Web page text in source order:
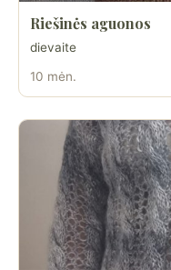
Riešinės aguonos
dievaite
10 mėn.